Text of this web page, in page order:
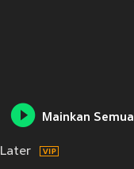
Mainkan Semua
Later